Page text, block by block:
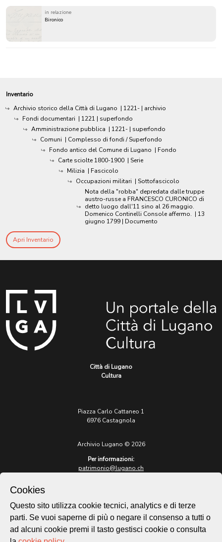
in relazione
Bironico
Inventario
Archivio storico della Città di Lugano | 1221- | archivio
Fondi documentari | 1221 | superfondo
Amministrazione pubblica | 1221- | superfondo
Comuni | Complesso di fondi / Superfondo
Fondo antico del Comune di Lugano | Fondo
Carte sciolte 1800-1900 | Serie
Milizia | Fascicolo
Occupazioni militari | Sottofascicolo
Nota della "robba" depredata dalle truppe
austro-russe a FRANCESCO CURONICO di
detto luogo dall'11 sino al 26 maggio.
Domenico Continelli Console affermo. | 13
giugno 1799 | Documento
Apri Inventario
Città di Lugano
Cultura
Piazza Carlo Cattaneo 1
6976 Castagnola
Archivio Lugano © 2026
Per informazioni:
patrimonio@lugano.ch
lugano.ch
Cookie policy
Cookies
Questo sito utilizza cookie tecnici, analytics e di terze
parti. Se vuoi saperne di più o negare il consenso a tutti o
ad alcuni cookie premi il tasto gestisci cookie o consulta